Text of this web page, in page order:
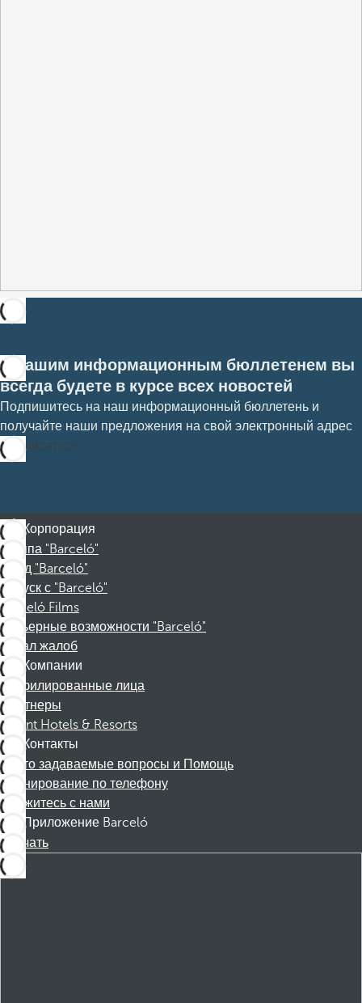
С нашим информационным бюллетенем вы
всегда будете в курсе всех новостей
Подпишитесь на наш информационный бюллетень и
получайте наши предложения на свой электронный адрес
Подписаться
Корпорация
Группа "Barceló"
Фонд "Barceló"
Отпуск с "Barceló"
Barceló Films
Карьерные возможности "Barceló"
Канал жалоб
Компании
Аффилированные лица
Партнеры
Dorint Hotels & Resorts
Контакты
Часто задаваемые вопросы и Помощь
Бронирование по телефону
Свяжитесь с нами
Приложение Barceló
Скачать